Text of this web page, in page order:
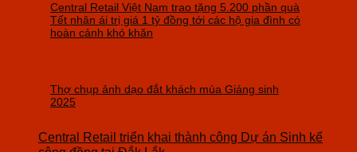
Central Retail Việt Nam trao tặng 5.200 phần quà
Tết nhân ái trị giá 1 tỷ đồng tới các hộ gia đình có
hoàn cảnh khó khăn
Thợ chụp ảnh dạo đắt khách mùa Giáng sinh
2025
Central Retail triển khai thành công Dự án Sinh kế